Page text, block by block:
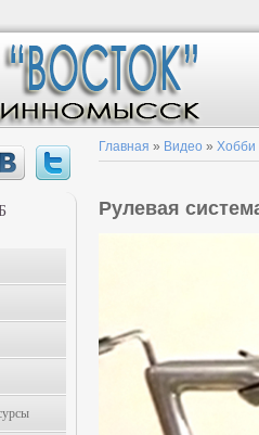
Главная » Видео » Хобби
Рулевая